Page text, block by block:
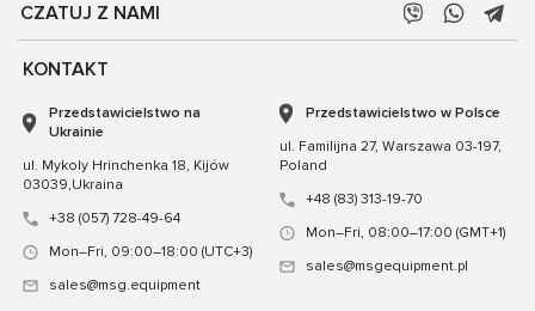
CZATUJ Z NAMI
KONTAKT
Przedstawicielstwo na
Ukrainie
ul. Mykoly Hrinchenka 18, Kijów
03039,Ukraina
+38 (057) 728-49-64
Mon–Fri, 09:00–18:00 (UTC+3)
sales@msg.equipment
Przedstawicielstwo w Polsce
ul. Familijna 27, Warszawa 03-197,
Poland
+48 (83) 313-19-70
Mon–Fri, 08:00–17:00 (GMT+1)
sales@msgequipment.pl